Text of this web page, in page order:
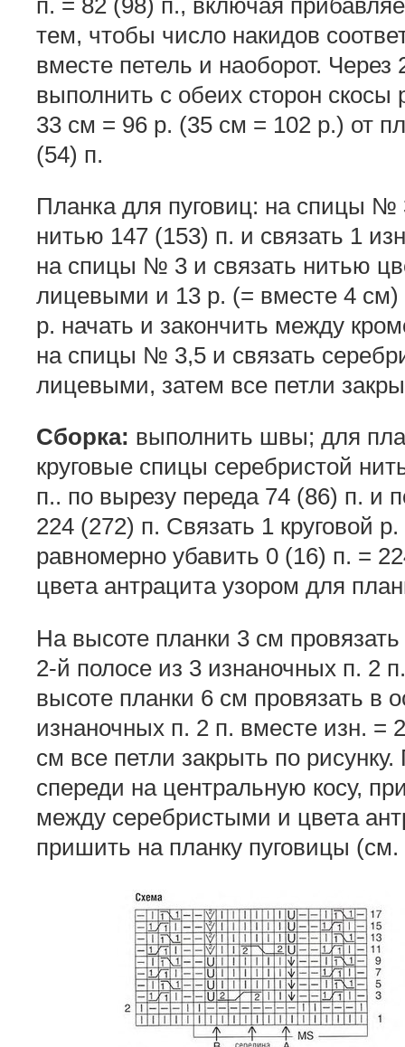
тем, чтобы число накидов
вместе петель и наоборот.
выполнить с обеих сторон скосы
33 см = 96 р. (35 см = 102 р.) от
(54) п.
Планка для пуговиц: на спицы №
нитью 147 (153) п. и связать 1
на спицы № 3 и связать нитью
лицевыми и 13 р. (= вместе 4 см)
р. начать и закончить между
на спицы № 3,5 и связать
лицевыми, затем все петли
Сборка: выполнить швы; для
круговые спицы серебристой
п.. по вырезу переда 74 (86) п. и
224 (272) п. Связать 1 круговой
равномерно убавить 0 (16) п. =
цвета антрацита узором для
На высоте планки 3 см
2-й полосе из 3 изнаночных п. 2
высоте планки 6 см провязать в
изнаночных п. 2 п. вместе изн. =
см все петли закрыть по
спереди на центральную косу,
между серебристыми и цвета
пришить на планку пуговицы